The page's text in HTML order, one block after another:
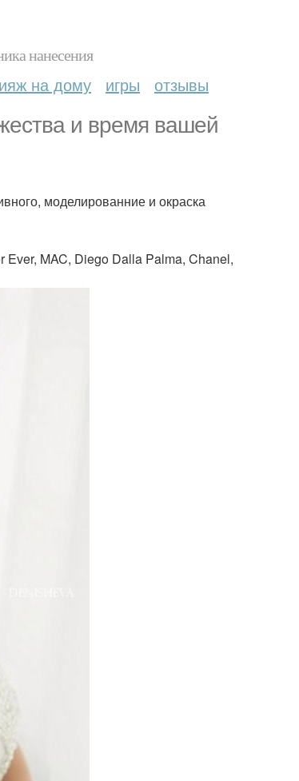
нанесения
на дому игры отзывы
и время вашей
моделированние и окраска
Ever, MAC, Diego Dalla Palma, Chanel,